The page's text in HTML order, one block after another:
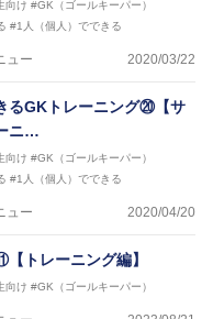
向け #GK（ゴールキーパー）
#1人（個人）でできる
ュー 2020/03/22
るGKトレーニング⑳【サ
ニ…
向け #GK（ゴールキーパー）
#1人（個人）でできる
ュー 2020/04/20
トレーニング編】
向け #GK（ゴールキーパー）